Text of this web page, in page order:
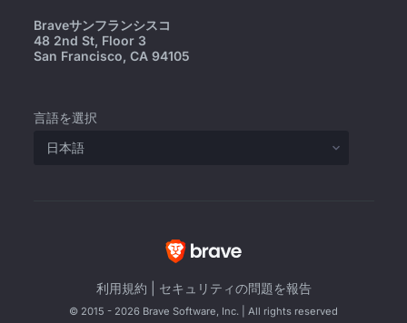
Braveサンフランシスコ
48 2nd St, Floor 3
San Francisco, CA 94105
言語を選択
利用規約 セキュリティの問題を報告
© 2015 - 2026 Brave Software, Inc. | All rights reserved